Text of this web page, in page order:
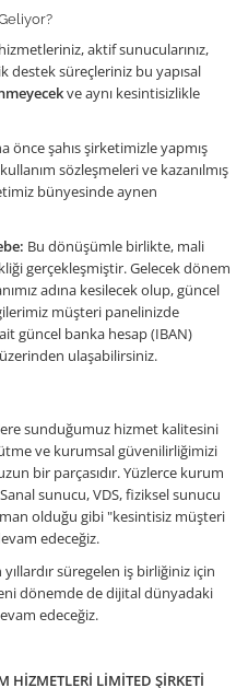
aktif sunucularınız,
destek süreçleriniz bu yapısal
ve aynı kesintisizlikle
önce şahıs şirketimizle yapmış
sözleşmeleri ve kazanılmış
bünyesinde aynen
Bu dönüşümle birlikte, mali
gerçekleşmiştir. Gelecek dönem
adına kesilecek olup, güncel
müşteri panelinizde
güncel banka hesap (IBAN)
ulaşabilirsiniz.
sunduğumuz hizmet kalitesini
ve kurumsal güvenilirliğimizi
bir parçasıdır. Yüzlerce kurum
Sanal sunucu, VDS, fiziksel sunucu
olduğu gibi "kesintisiz müşteri
edeceğiz.
süregelen iş birliğiniz için
dönemde de dijital dünyadaki
edeceğiz.
HİZMETLERİ LİMİTED ŞİRKETİ